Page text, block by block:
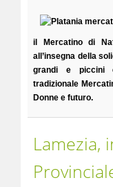
il Mercatino di
all’insegna della
grandi e piccini
tradizionale
Donne e futuro.
Lamezia,